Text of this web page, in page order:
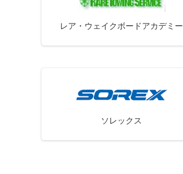
レア・ウェイクボードアカデミー
ソレックス